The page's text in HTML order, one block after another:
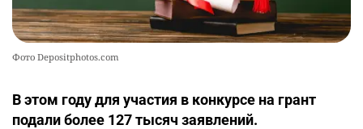
Фото Depositphotos.com
В этом году для участия в конкурсе на грант
подали более 127 тысяч заявлений.